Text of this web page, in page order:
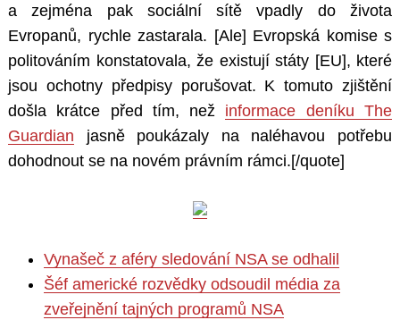
a zejména pak sociální sítě vpadly do života
Evropanů, rychle zastarala. [Ale] Evropská komise s
politováním konstatovala, že existují státy [EU], které
jsou ochotny předpisy porušovat. K tomuto zjištění
došla krátce před tím, než informace deníku The
Guardian jasně poukázaly na naléhavou potřebu
dohodnout se na novém právním rámci.[/quote]
Vynašeč z aféry sledování NSA se odhalil
Šéf americké rozvědky odsoudil média za
zveřejnění tajných programů NSA